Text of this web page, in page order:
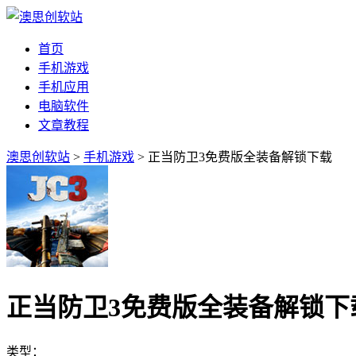
首页
手机游戏
手机应用
电脑软件
文章教程
澳思创软站 > 手机游戏 > 正当防卫3免费版全装备解锁下载
正当防卫3免费版全装备解锁下
类型：